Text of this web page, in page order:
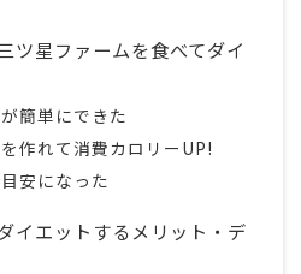
ツ星ファームを食べてダイ
簡単にできた
作れて消費カロリーUP!
安になった
イエットするメリット・デ